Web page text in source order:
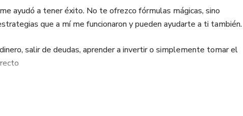
ayudó a tener éxito. No te ofrezco fórmulas mágicas, sino
que a mí me funcionaron y pueden ayudarte a ti también.
salir de deudas, aprender a invertir o simplemente tomar el